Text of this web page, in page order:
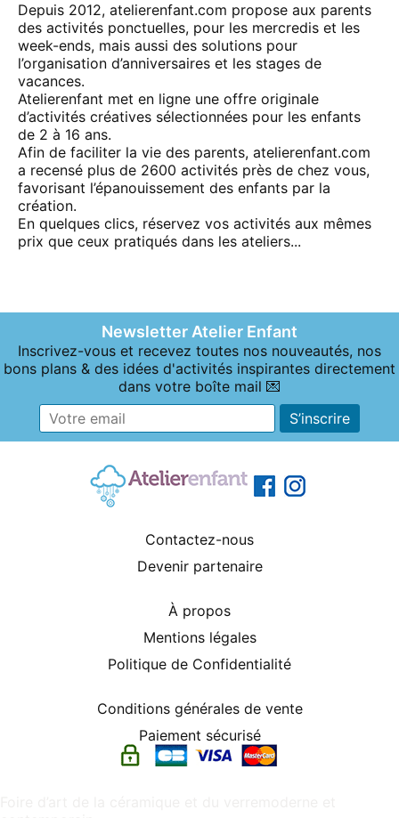
Depuis 2012, atelierenfant.com propose aux parents
des activités ponctuelles, pour les mercredis et les
week-ends, mais aussi des solutions pour
l’organisation d’anniversaires et les stages de
vacances.
Atelierenfant met en ligne une offre originale
d’activités créatives sélectionnées pour les enfants
de 2 à 16 ans.
Afin de faciliter la vie des parents, atelierenfant.com
a recensé plus de 2600 activités près de chez vous,
favorisant l’épanouissement des enfants par la
création.
En quelques clics, réservez vos activités aux mêmes
prix que ceux pratiqués dans les ateliers...
Newsletter Atelier Enfant
Inscrivez-vous et recevez toutes nos nouveautés, nos
bons plans & des idées d'activités inspirantes directement
dans votre boîte mail 💌
Contactez-nous
Devenir partenaire
À propos
Mentions légales
Politique de Confidentialité
Conditions générales de vente
Paiement sécurisé